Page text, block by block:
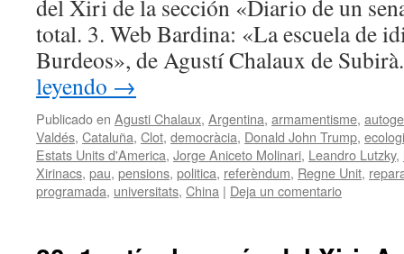
del Xiri de la sección «Diario de un
total. 3. Web Bardina: «La escuela de
Burdeos», de Agustí Chalaux de
leyendo →
Publicado en Agusti Chalaux, Argentina, armamentisme,
Valdés, Cataluña, Clot, democràcia, Donald John Trump,
Estats Units d'America, Jorge Aniceto Molinari, Leandro Lutzky,
Xirinacs, pau, pensions, politica, referèndum, Regne Unit,
programada, universitats, China | Deja un comentario